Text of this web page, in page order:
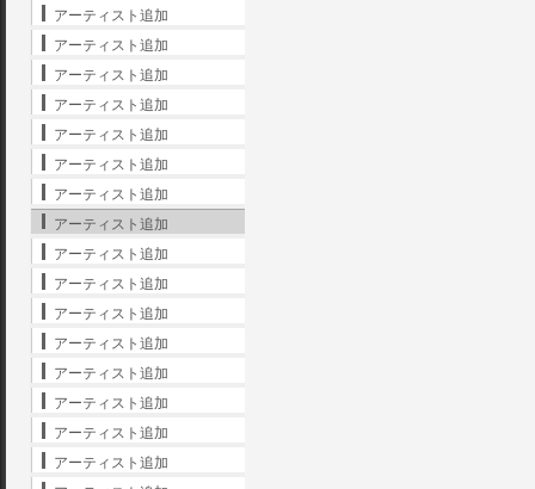
アーティスト追加
アーティスト追加
アーティスト追加
アーティスト追加
アーティスト追加
アーティスト追加
アーティスト追加
アーティスト追加
アーティスト追加
アーティスト追加
アーティスト追加
アーティスト追加
アーティスト追加
アーティスト追加
アーティスト追加
アーティスト追加